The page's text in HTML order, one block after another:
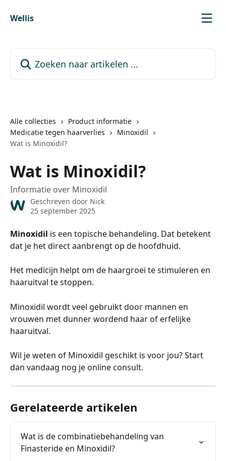
Wellis
Alle collecties
Product informatie
Medicatie tegen haarverlies
Minoxidil
Wat is Minoxidil?
Wat is Minoxidil?
Informatie over Minoxidil
Geschreven door Nick
25 september 2025
Minoxidil is een topische behandeling. Dat betekent
dat je het direct aanbrengt op de hoofdhuid.
Het medicijn helpt om de haargroei te stimuleren en
haaruitval te stoppen.
Minoxidil wordt veel gebruikt door mannen en
vrouwen met dunner wordend haar of erfelijke
haaruitval.
Wil je weten of Minoxidil geschikt is voor jou? Start
dan vandaag nog je online consult.
Gerelateerde artikelen
Wat is de combinatiebehandeling van
Finasteride en Minoxidil?